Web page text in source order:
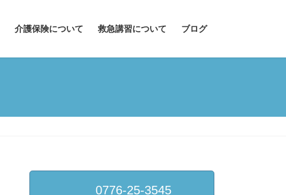
介護保険について 救急講習について ブログ
0776-25-3545